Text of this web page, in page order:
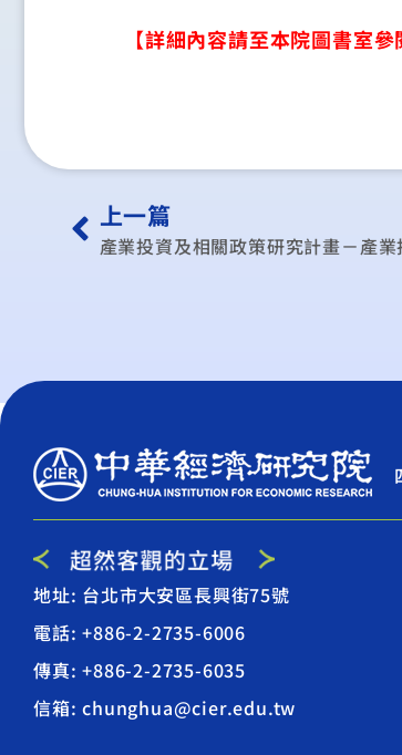
【詳細內容請至本院圖書室參
上一篇
產業投資及相關政策研究計畫－產
地址: 台北市大安區長興街75號
電話: +886-2-2735-6006
傳真: +886-2-2735-6035
信箱: chunghua@cier.edu.tw